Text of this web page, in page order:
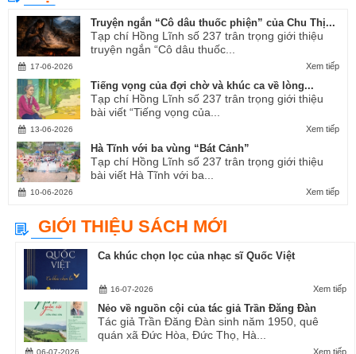
Truyện ngắn “Cô dâu thuốc phiện” của Chu Thị...
Tạp chí Hồng Lĩnh số 237 trân trọng giới thiệu
truyện ngắn “Cô dâu thuốc...
Xem tiếp
17-06-2026
Tiếng vọng của đợi chờ và khúc ca về lòng...
Tạp chí Hồng Lĩnh số 237 trân trọng giới thiệu
bài viết “Tiếng vọng của...
Xem tiếp
13-06-2026
Hà Tĩnh với ba vùng “Bát Cảnh”
Tạp chí Hồng Lĩnh số 237 trân trọng giới thiệu
bài viết Hà Tĩnh với ba...
Xem tiếp
10-06-2026
GIỚI THIỆU SÁCH MỚI
Ca khúc chọn lọc của nhạc sĩ Quốc Việt
Xem tiếp
16-07-2026
Nẻo về nguồn cội của tác giả Trần Đăng Đàn
Tác giả Trần Đăng Đàn sinh năm 1950, quê
quán xã Đức Hòa, Đức Thọ, Hà...
Xem tiếp
06-07-2026